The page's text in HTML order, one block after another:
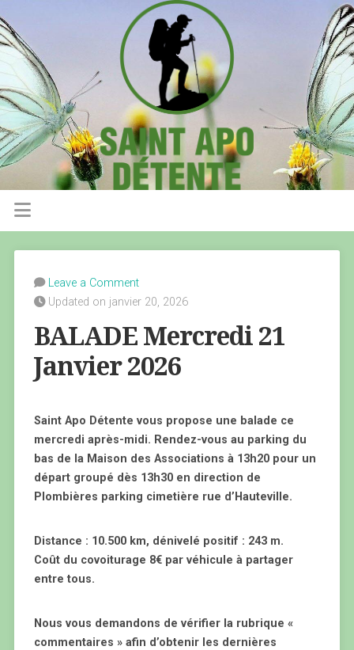
Leave a Comment
Updated on janvier 20, 2026
BALADE Mercredi 21
Janvier 2026
Saint Apo Détente vous propose une balade ce
mercredi après-midi. Rendez-vous au parking du
bas de la Maison des Associations à 13h20 pour un
départ groupé dès 13h30 en direction de
Plombières parking cimetière rue d’Hauteville.
Distance : 10.500 km, dénivelé positif : 243 m.
Coût du covoiturage 8€ par véhicule à partager
entre tous.
Nous vous demandons de vérifier la rubrique «
commentaires » afin d’obtenir les dernières